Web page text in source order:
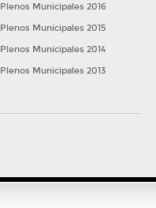
Plenos Municipales 2016
Plenos Municipales 2015
Plenos Municipales 2014
Plenos Municipales 2013